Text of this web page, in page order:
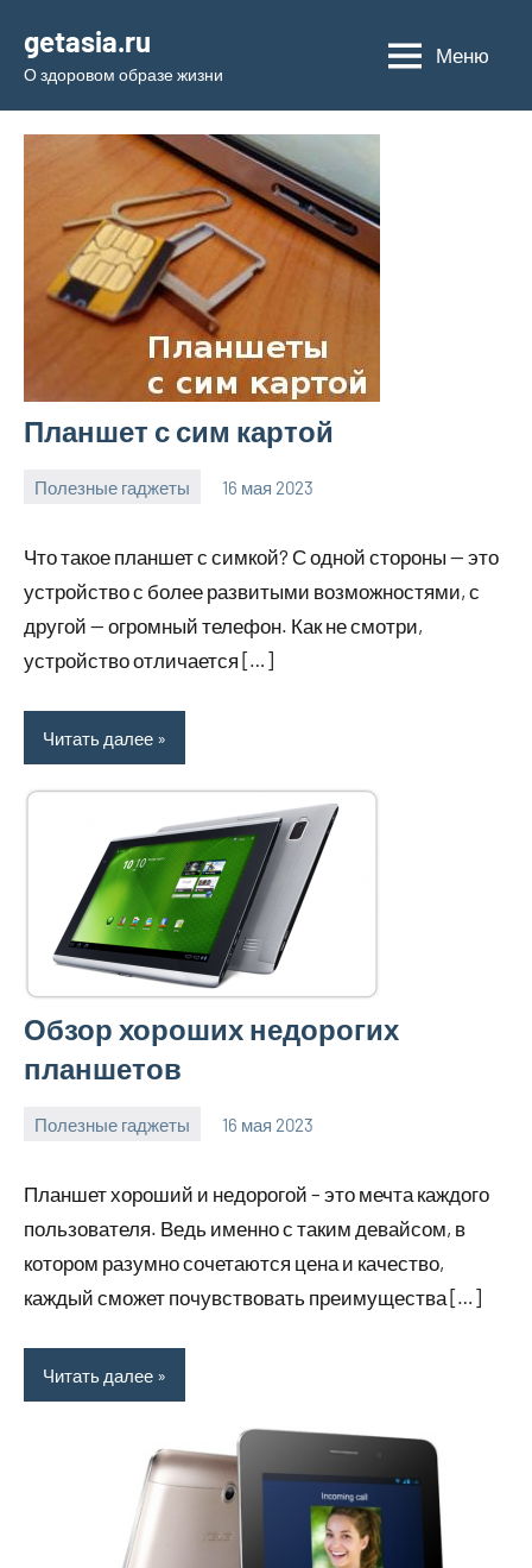
содержимому
getasia.ru
О здоровом образе жизни
Меню
Планшет с сим картой
Полезные гаджеты 16 мая 2023
Что такое планшет с симкой? С одной стороны — это
устройство с более развитыми возможностями, с
другой — огромный телефон. Как не смотри,
устройство отличается […]
Читать далее
Обзор хороших недорогих
планшетов
Полезные гаджеты 16 мая 2023
Планшет хороший и недорогой – это мечта каждого
пользователя. Ведь именно с таким девайсом, в
котором разумно сочетаются цена и качество,
каждый сможет почувствовать преимущества […]
Читать далее